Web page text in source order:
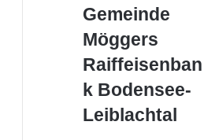
Gemeinde
Gemeinde
Möggers
Raiffeisenbank
Leiblachtal
Raiffeisenban
k Bodensee-
Leiblachtal